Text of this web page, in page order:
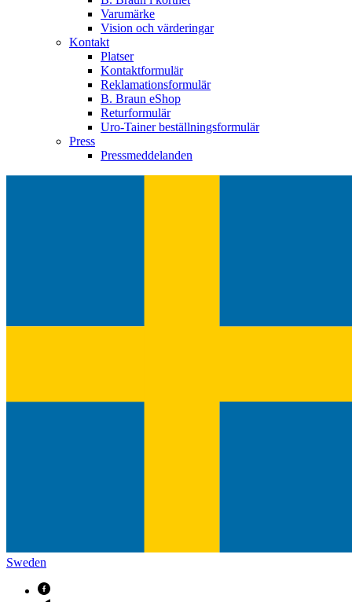
Varumärke
Vision och värderingar
Kontakt
Platser
Kontaktformulär
Reklamationsformulär
B. Braun eShop
Returformulär
Uro-Tainer beställningsformulär
Press
Pressmeddelanden
Sweden